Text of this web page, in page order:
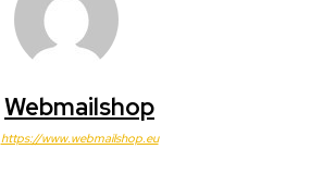
Webmailshop
https://www.webmailshop.eu